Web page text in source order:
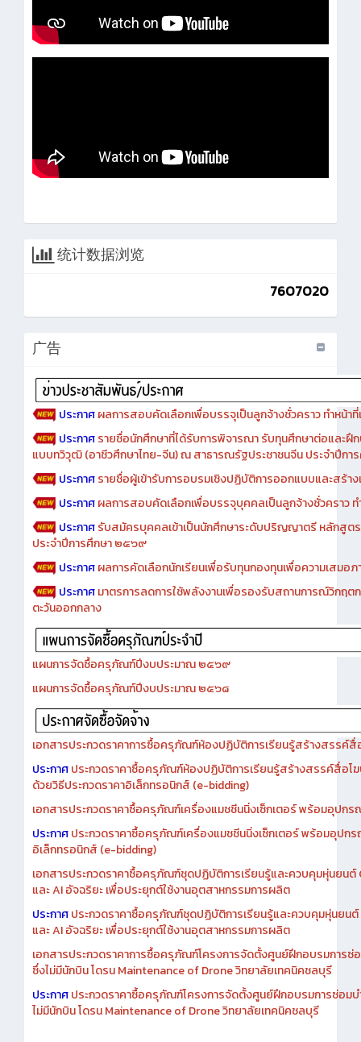
统计数据浏览
7607020
广告
ประกาศผลการสอบคัดเลือกเพื่อบรรจุเป็นลูกจ้างชั่วคราว ทำหน้าที่
ประกาศรายชื่อนักศึกษาที่ได้รับการพิจารณา รับทุนศึกษาต่อและฝึ
แบบทวิวุฒิ (อาชีวศึกษาไทย-จีน) ณ สาธารณรัฐประชาชนจีน ประจำปีก
ประกาศรายชื่อผู้เข้ารับการอบรมเชิงปฏิบัติการออกแบบและสร้า
ประกาศผลการสอบคัดเลือกเพื่อบรรจุบุคคลเป็นลูกจ้างชั่วคราว ท
ประกาศรับสมัครบุคคลเข้าเป็นนักศึกษาระดับปริญญาตรี หลักสูต
ประจำปีการศึกษา ๒๕๖๙
ประกาศผลการคัดเลือกนักเรียนเพื่อรับทุนกองทุนเพื่อความเสมอ
ประกาศมาตรการลดการใช้พลังงานเพื่อรองรับสถานการณ์วิกฤ
ตะวันออกกลาง
แผนการจัดซื้อครุภัณฑ์ปีงบประมาณ ๒๕๖๙
แผนการจัดซื้อครุภัณฑ์ปีงบประมาณ ๒๕๖๘
เอกสารประกวดราคาการซื้อครุภัณฑ์ห้องปฏิบัติการเรียนรู้สร้างสรรค์
ประกาศประกวดราคาซื้อครุภัณฑ์ห้องปฏิบัติการเรียนรู้สร้างสรรค์สื่อโ
ด้วยวิธีประกวดราคาอิเล็กทรอนิกส์ (e-bidding)
เอกสารประกวดราคาซื้อครุภัณฑ์เครื่องแมชชีนนิ่งเซ็กเตอร์ พร้อมอุปก
ประกาศประกวดราคาซื้อครุภัณฑ์เครื่องแมชชีนนิ่งเซ็กเตอร์ พร้อมอุปก
อิเล็กทรอนิกส์ (e-bidding)
เอกสารประกวดราคาซื้อครุภัณฑ์ชุดปฏิบัติการเรียนรู้และควบคุมหุ่นยน
และ AI อัจฉริยะ เพื่อประยุกต์ใช้งานอุตสาหกรรมการผลิต
ประกาศประกวดราคาซื้อครุภัณฑ์ชุดปฏิบัติการเรียนรู้และควบคุมหุ่นยน
และ AI อัจฉริยะ เพื่อประยุกต์ใช้งานอุตสาหกรรมการผลิต
เอกสารประกวดราคาการซื้อครุภัณฑ์โครงการจัดตั้งศูนย์ฝึกอบรมการซ่
ซึ่งไม่มีนักบิน โดรน Maintenance of Drone วิทยาลัยเทคนิคชลบุรี
ประกาศประกวดราคาซื้อครุภัณฑ์โครงการจัดตั้งศูนย์ฝึกอบรมการซ่อมบ
ไม่มีนักบิน โดรน Maintenance of Drone วิทยาลัยเทคนิคชลบุรี